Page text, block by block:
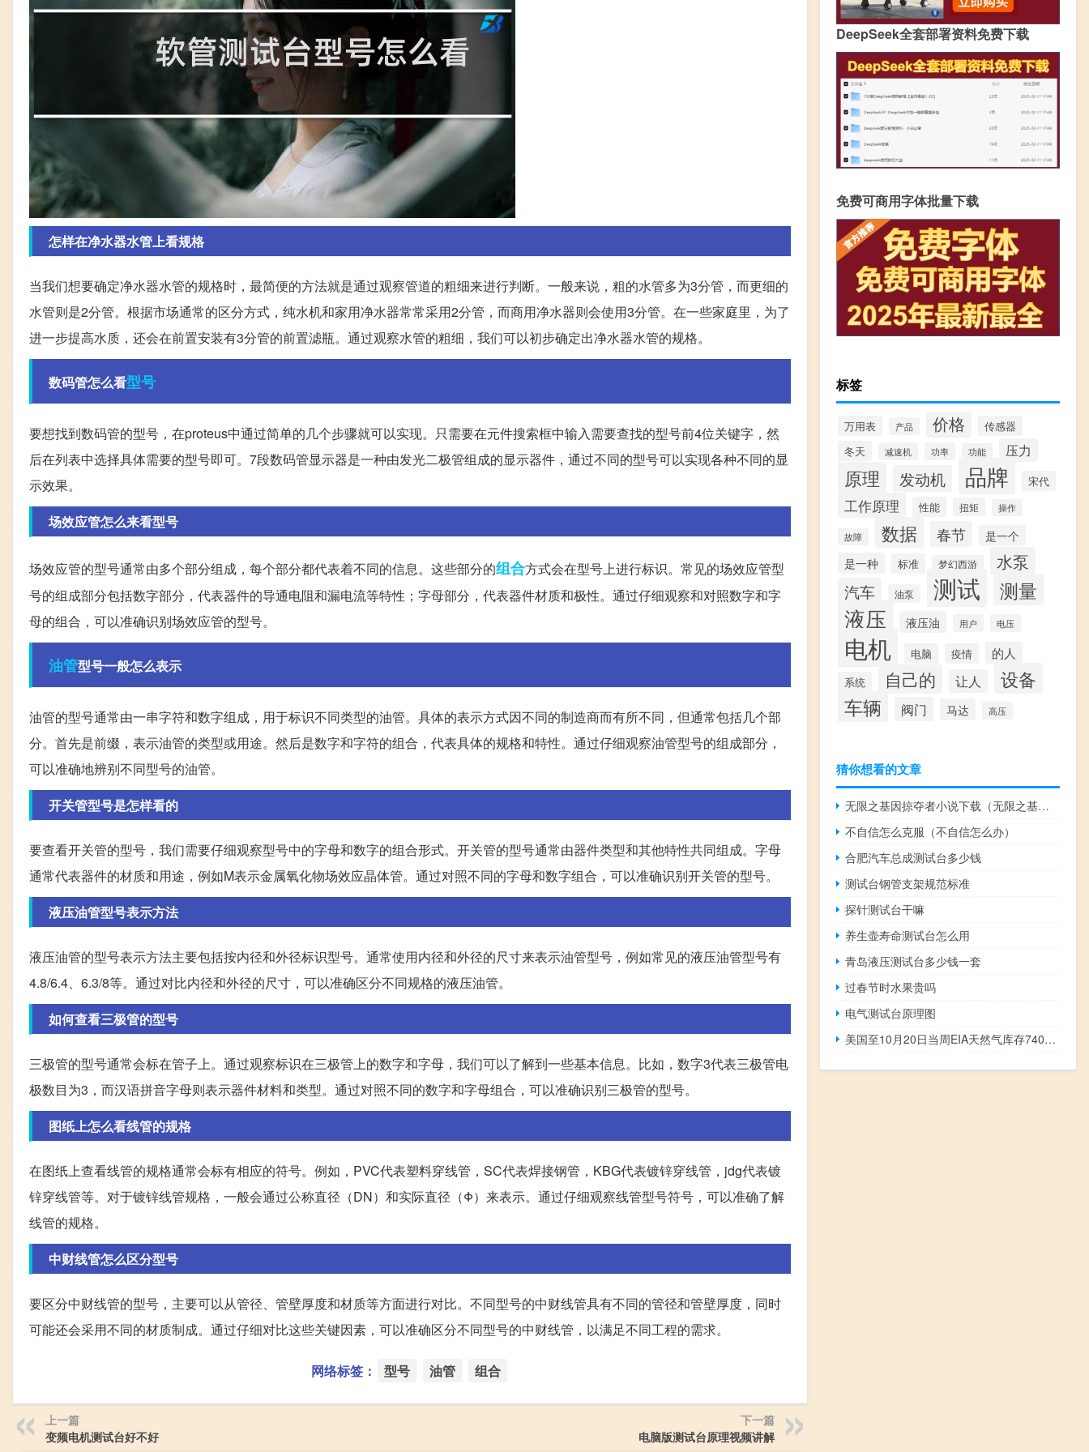
怎样在净水器水管上看规格
当我们想要确定净水器水管的规格时，最简便的方法就是通过观察管道的粗细来进行判断。一般来说，粗的水管多为3分管，而更细的
水管则是2分管。根据市场通常的区分方式，纯水机和家用净水器常常采用2分管，而商用净水器则会使用3分管。在一些家庭里，为了
进一步提高水质，还会在前置安装有3分管的前置滤瓶。通过观察水管的粗细，我们可以初步确定出净水器水管的规格。
数码管怎么看型号
要想找到数码管的型号，在proteus中通过简单的几个步骤就可以实现。只需要在元件搜索框中输入需要查找的型号前4位关键字，然
后在列表中选择具体需要的型号即可。7段数码管显示器是一种由发光二极管组成的显示器件，通过不同的型号可以实现各种不同的显
示效果。
场效应管怎么来看型号
场效应管的型号通常由多个部分组成，每个部分都代表着不同的信息。这些部分的组合方式会在型号上进行标识。常见的场效应管型
号的组成部分包括数字部分，代表器件的导通电阻和漏电流等特性；字母部分，代表器件材质和极性。通过仔细观察和对照数字和字
母的组合，可以准确识别场效应管的型号。
油管型号一般怎么表示
油管的型号通常由一串字符和数字组成，用于标识不同类型的油管。具体的表示方式因不同的制造商而有所不同，但通常包括几个部
分。首先是前缀，表示油管的类型或用途。然后是数字和字符的组合，代表具体的规格和特性。通过仔细观察油管型号的组成部分，
可以准确地辨别不同型号的油管。
开关管型号是怎样看的
要查看开关管的型号，我们需要仔细观察型号中的字母和数字的组合形式。开关管的型号通常由器件类型和其他特性共同组成。字母
通常代表器件的材质和用途，例如M表示金属氧化物场效应晶体管。通过对照不同的字母和数字组合，可以准确识别开关管的型号。
液压油管型号表示方法
液压油管的型号表示方法主要包括按内径和外径标识型号。通常使用内径和外径的尺寸来表示油管型号，例如常见的液压油管型号有
4.8/6.4、6.3/8等。通过对比内径和外径的尺寸，可以准确区分不同规格的液压油管。
如何查看三极管的型号
三极管的型号通常会标在管子上。通过观察标识在三极管上的数字和字母，我们可以了解到一些基本信息。比如，数字3代表三极管电
极数目为3，而汉语拼音字母则表示器件材料和类型。通过对照不同的数字和字母组合，可以准确识别三极管的型号。
图纸上怎么看线管的规格
在图纸上查看线管的规格通常会标有相应的符号。例如，PVC代表塑料穿线管，SC代表焊接钢管，KBG代表镀锌穿线管，jdg代表镀
锌穿线管等。对于镀锌线管规格，一般会通过公称直径（DN）和实际直径（Φ）来表示。通过仔细观察线管型号符号，可以准确了解
线管的规格。
中财线管怎么区分型号
要区分中财线管的型号，主要可以从管径、管壁厚度和材质等方面进行对比。不同型号的中财线管具有不同的管径和管壁厚度，同时
可能还会采用不同的材质制成。通过仔细对比这些关键因素，可以准确区分不同型号的中财线管，以满足不同工程的需求。
网络标签： 型号 油管 组合
上一篇
变频电机测试台好不好
下一篇
电脑版测试台原理视频讲解
DeepSeek全套部署资料免费下载
免费可商用字体批量下载
标签
万用表 产品 价格
传感器
冬天
减速机 功率 功能 压力
原理 发动机 品牌 宋代
工作原理 性能 扭矩 操作
故障 数据 春节
是一个
是一种
标准 梦幻西游 水泵
汽车 油泵 测试 测量
液压 液压油 用户 电压
电机 电脑 疫情 的人
系统 自己的 让人
设备
车辆
阀门 马达 高压
猜你想看的文章
无限之基因掠夺者小说下载（无限之基因掠夺者）
不自信怎么克服（不自信怎么办）
合肥汽车总成测试台多少钱
测试台钢管支架规范标准
探针测试台干嘛
养生壶寿命测试台怎么用
青岛液压测试台多少钱一套
过春节时水果贵吗
电气测试台原理图
美国至10月20日当周EIA天然气库存740亿立方英尺预期800亿立方英尺前值970亿立方英尺